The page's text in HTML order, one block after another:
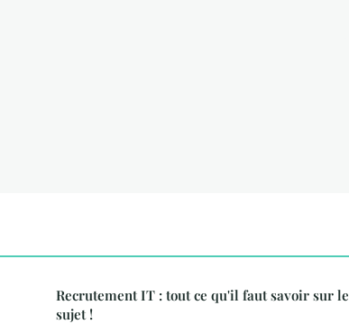
Recrutement IT : tout ce qu'il faut savoir sur le
sujet !